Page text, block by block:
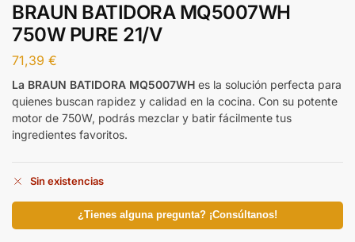
BRAUN BATIDORA MQ5007WH
750W PURE 21/V
71,39 €
La BRAUN BATIDORA MQ5007WH es la solución perfecta para
quienes buscan rapidez y calidad en la cocina. Con su potente
motor de 750W, podrás mezclar y batir fácilmente tus
ingredientes favoritos.
Sin existencias
¿Tienes alguna pregunta? ¡Consúltanos!